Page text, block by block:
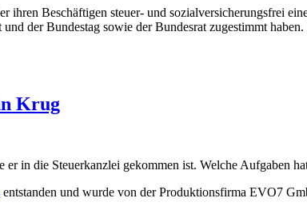
ihren Beschäftigen steuer- und sozialversicherungsfrei
der Bundestag sowie der Bundesrat zugestimmt
Krug
in die Steuerkanzlei gekommen ist. Welche Aufgaben
entstanden und wurde von der Produktionsfirma EVO7